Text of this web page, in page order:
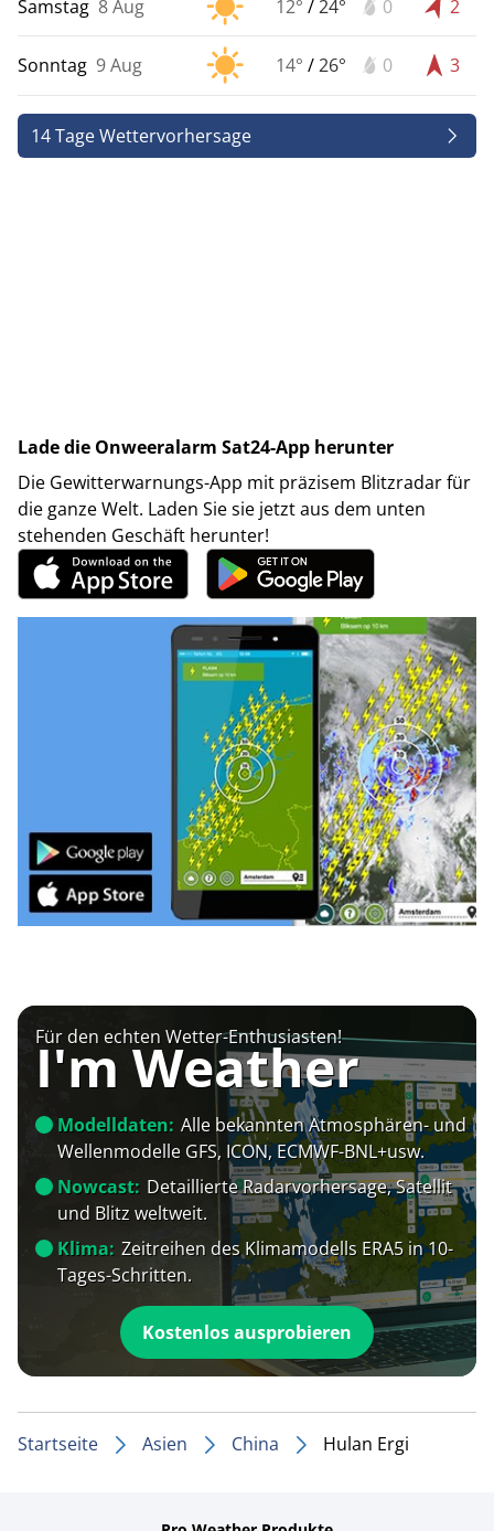
Samstag 8 Aug 12° /24° 0 2
Sonntag 9 Aug 14° /26° 0 3
14 Tage Wettervorhersage
Lade die Onweeralarm Sat24-App herunter
Die Gewitterwarnungs-App mit präzisem Blitzradar für
die ganze Welt. Laden Sie sie jetzt aus dem unten
stehenden Geschäft herunter!
Für den echten Wetter-Enthusiasten!
I'm Weather
Modelldaten: Alle bekannten Atmosphären- und
Wellenmodelle GFS, ICON, ECMWF-BNL+usw.
Nowcast: Detaillierte Radarvorhersage, Satellit
und Blitz weltweit.
Klima: Zeitreihen des Klimamodells ERA5 in 10-
Tages-Schritten.
Kostenlos ausprobieren
Startseite Asien China Hulan Ergi